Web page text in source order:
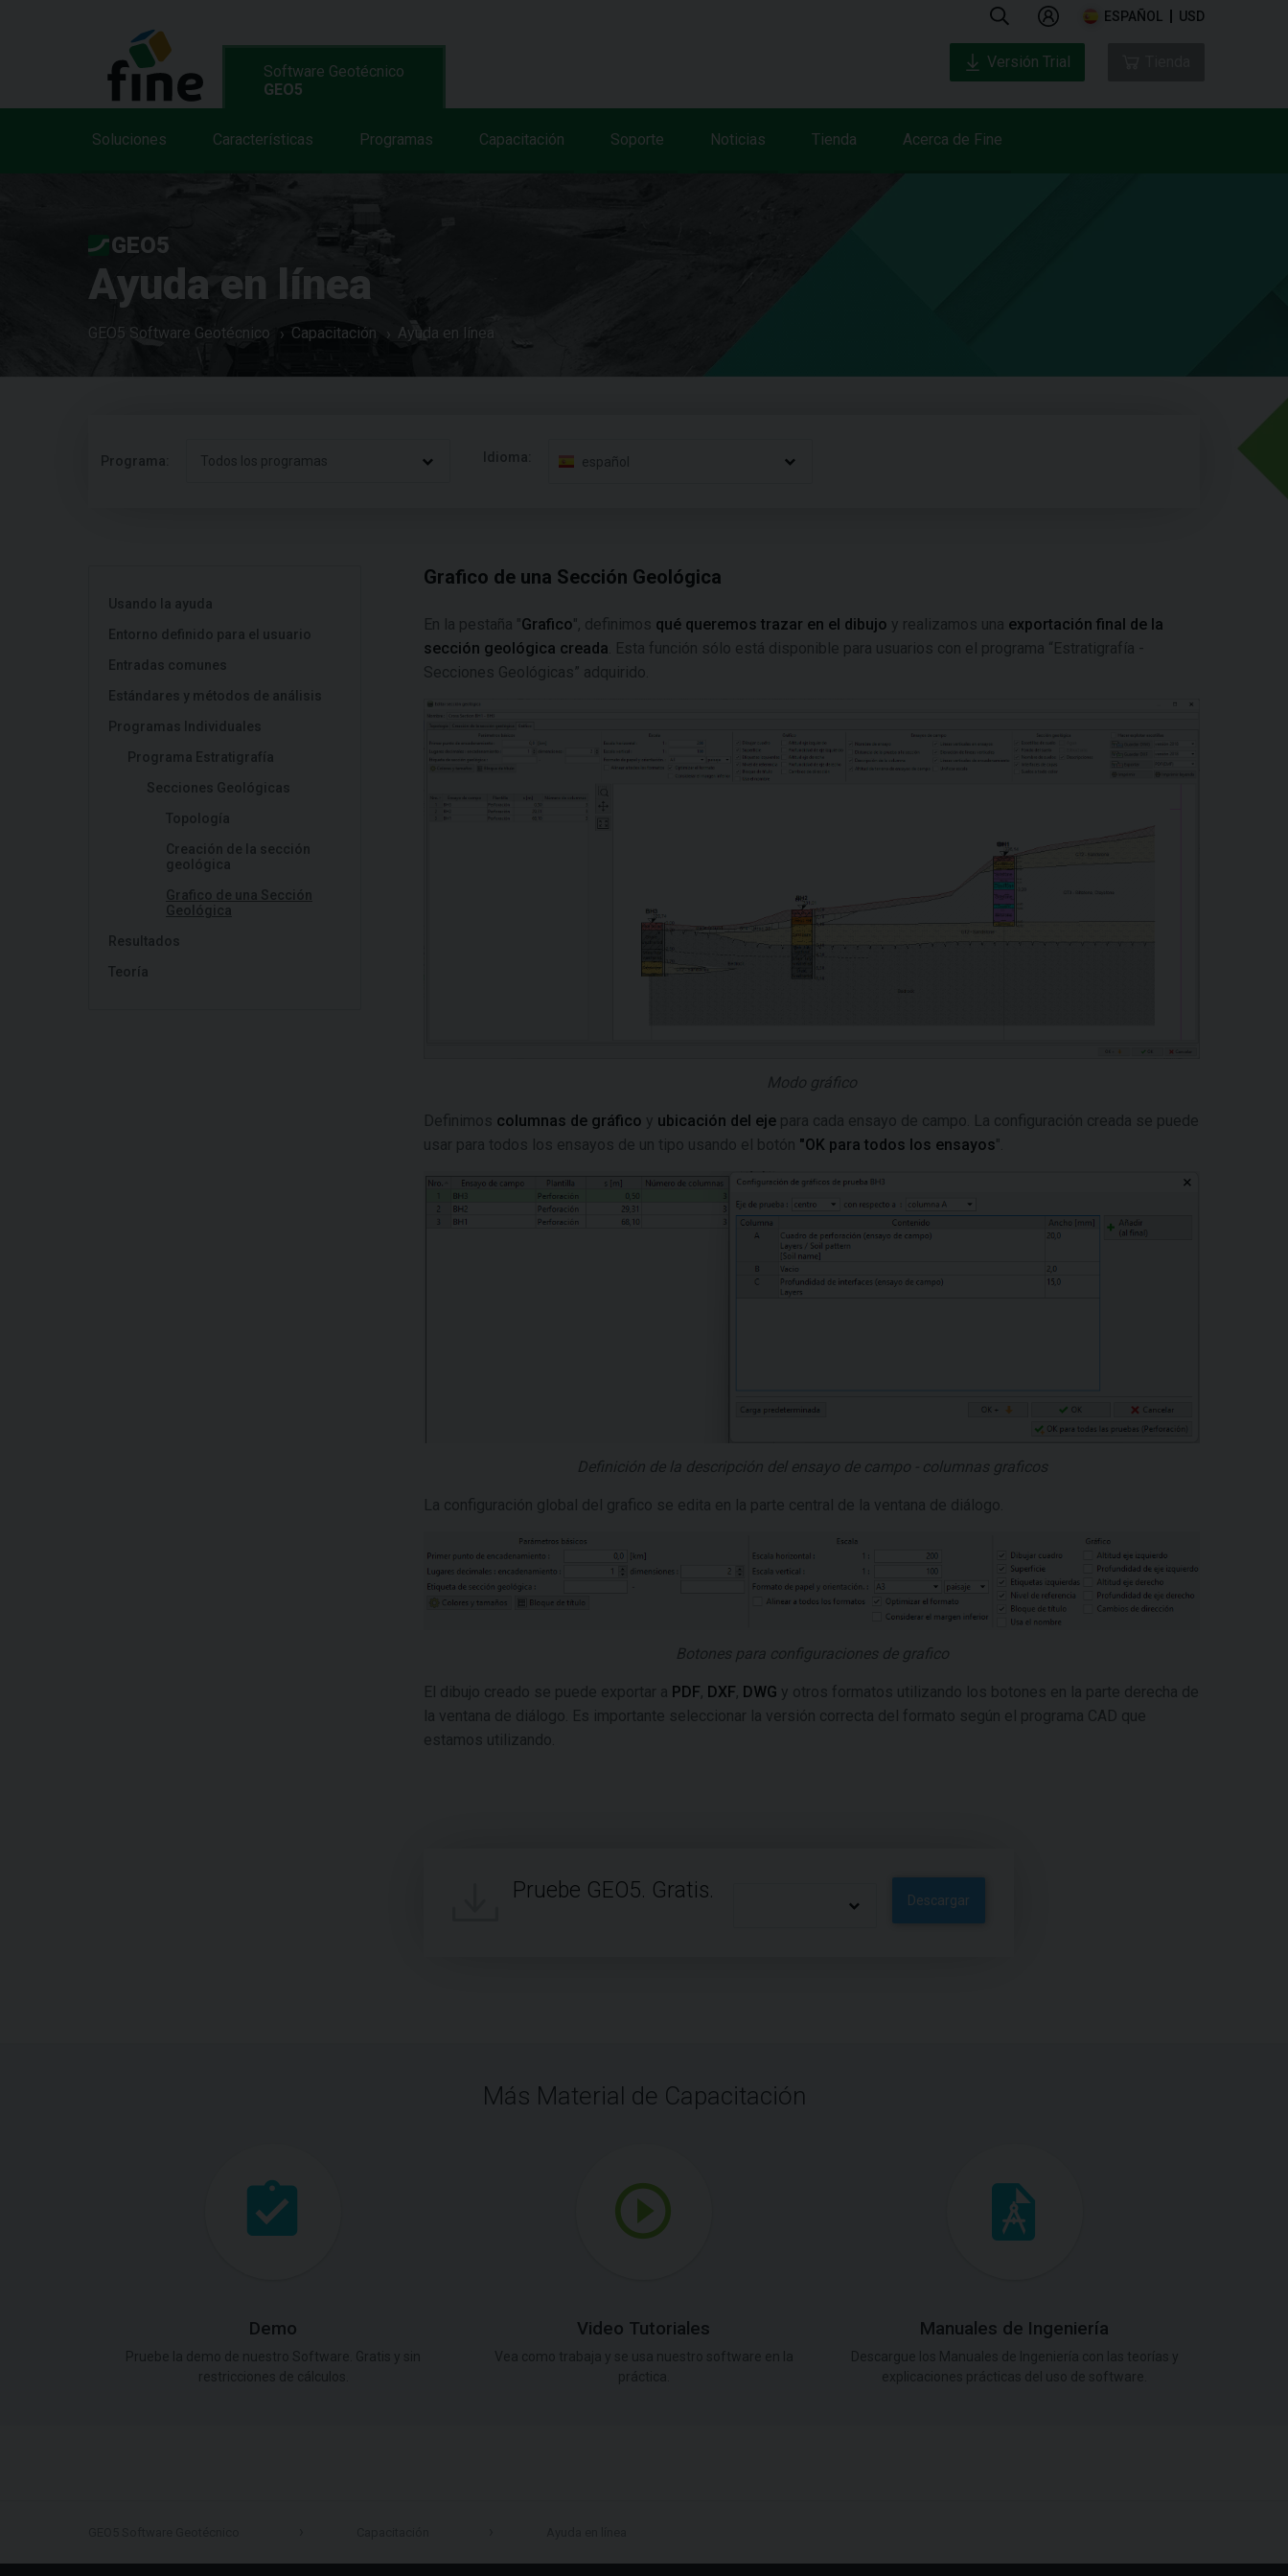
ESPAÑOL USD
Software Geotécnico
GEO5
Soluciones Características Programas Capacitación Soporte Noticias Tienda Acerca de Fine
Versión Trial
GEO5
Ayuda en línea
GEO5 Software Geotécnico Capacitación Ayuda en línea
Programa: Todos los programas Idioma: español
Usando la ayuda
Entorno definido para el usuario
Entradas comunes
Estándares y métodos de análisis
Programas Individuales
Programa Estratigrafía
Secciones Geológicas
Topología
Creación de la sección
geológica
Grafico de una Sección
Geológica
Resultados
Teoría
Grafico de una Sección Geológica
En la pestaña "Grafico", definimos qué queremos trazar en el dibujo y realizamos una exportación final de la
sección geológica creada . Esta función sólo está disponible para usuarios con el programa “Estratigrafía -
Secciones Geológicas” adquirido.
Modo gráfico
Definimos columnas de gráfico y ubicación del eje para cada ensayo de campo. La configuración creada se puede
usar para todos los ensayos de un tipo usando el botón "OK para todos los ensayos".
Definición de la descripción del ensayo de campo - columnas graficos
La configuración global del grafico se edita en la parte central de la ventana de diálogo.
Botones para configuraciones de grafico
El dibujo creado se puede exportar a PDF, DXF, DWG y otros formatos utilizando los botones en la parte derecha de
la ventana de diálogo. Es importante seleccionar la versión correcta del formato según el programa CAD que
estamos utilizando.
Pruebe GEO5. Gratis. Descargar
Más Material de Capacitación
Demo Video Tutoriales Manuales de Ingeniería